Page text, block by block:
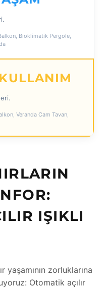
Bioklimatik Pergole,
Veranda Cam Tavan,
IŞIKLI
yaşamının zorluklarına
Otomatik açılır